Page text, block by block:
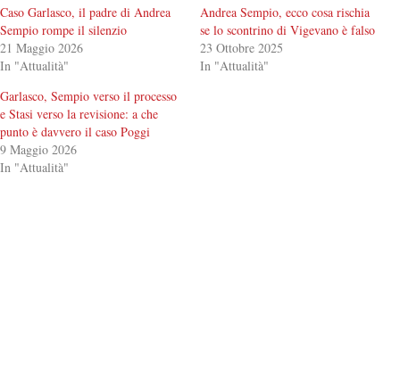
Caso Garlasco, il padre di Andrea
Sempio rompe il silenzio
21 Maggio 2026
In "Attualità"
Andrea Sempio, ecco cosa rischia
se lo scontrino di Vigevano è falso
23 Ottobre 2025
In "Attualità"
Garlasco, Sempio verso il processo
e Stasi verso la revisione: a che
punto è davvero il caso Poggi
9 Maggio 2026
In "Attualità"